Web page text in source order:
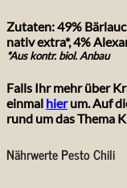
Zutaten: 49%
nativ extra*, 4%
*Aus kontr. biol. Anbau
Falls Ihr mehr über
einmal hierum. Auf
rund um das Thema
Nährwerte Pesto Chili